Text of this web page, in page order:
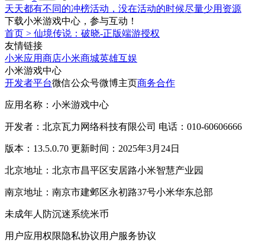
天天都有不同的冲榜活动，没在活动的时候尽量少用资源
下载小米游戏中心，参与互动！
首页 > 仙境传说：破晓-正版端游授权
友情链接
小米应用商店小米商城英雄互娱
小米游戏中心
开发者平台微信公众号微博主页商务合作
应用名称：小米游戏中心
开发者：北京瓦力网络科技有限公司 电话：010-60606666
版本：13.5.0.70 更新时间：2025年3月24日
北京地址：北京市昌平区安居路小米智慧产业园
南京地址：南京市建邺区永初路37号小米华东总部
未成年人防沉迷系统米币
用户应用权限隐私协议用户服务协议